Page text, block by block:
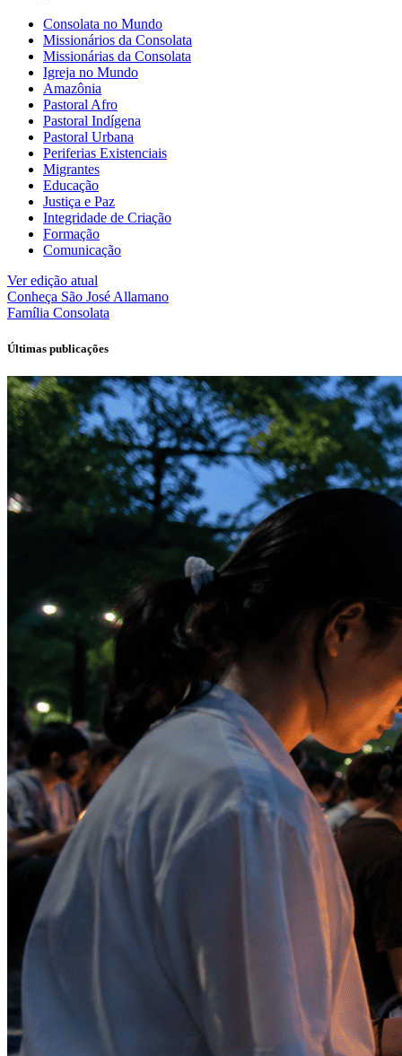
Consolata no Mundo
Missionários da Consolata
Missionárias da Consolata
Igreja no Mundo
Amazônia
Pastoral Afro
Pastoral Indígena
Pastoral Urbana
Periferias Existenciais
Migrantes
Educação
Justiça e Paz
Integridade de Criação
Formação
Comunicação
Ver edição atual
Conheça São José Allamano
Família Consolata
Últimas publicações